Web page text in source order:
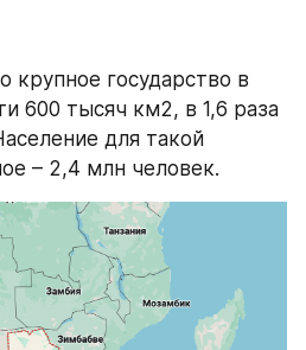
крупное государство в
600 тысяч км2, в 1,6 раза
для такой
– 2,4 млн человек.